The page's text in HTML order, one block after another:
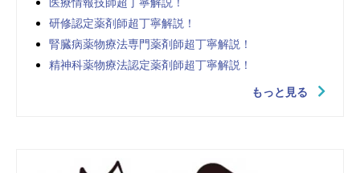
研修認定薬剤師超丁寧解説！
腎臓病薬物療法専門薬剤師超丁寧解説！
精神科薬物療法認定薬剤師超丁寧解説！
もっと見る